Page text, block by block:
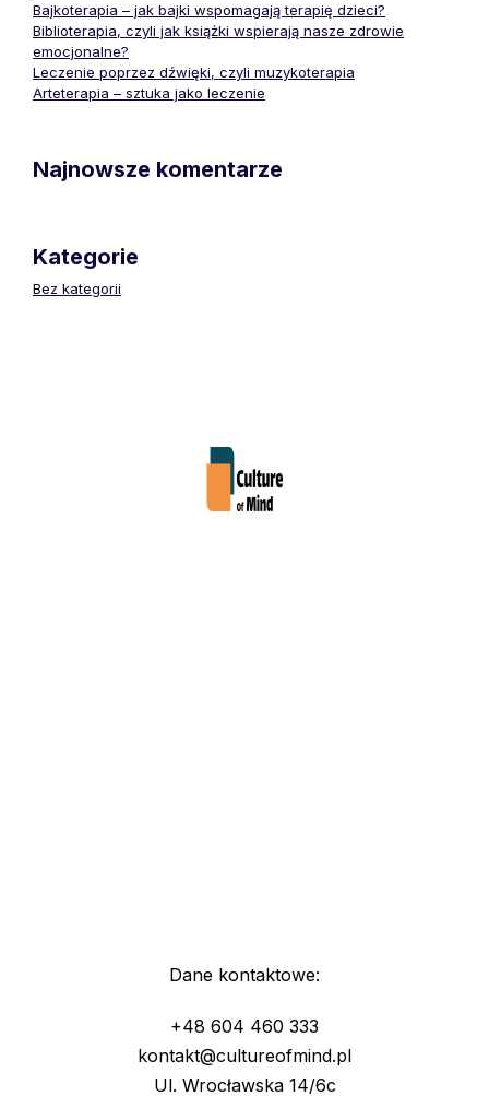
Bajkoterapia – jak bajki wspomagają terapię dzieci?
Biblioterapia, czyli jak książki wspierają nasze zdrowie
emocjonalne?
Leczenie poprzez dźwięki, czyli muzykoterapia
Arteterapia – sztuka jako leczenie
Najnowsze komentarze
Kategorie
Bez kategorii
Dane kontaktowe:
+48 604 460 333
kontakt@cultureofmind.pl
Ul. Wrocławska 14/6c